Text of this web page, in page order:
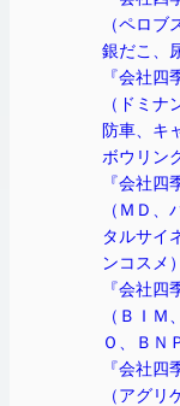
（ペロブ
銀だこ、
『会社四
（ドミ
防車、キ
ボウリン
『会社四
（ＭＤ
タルサイ
ンコスメ）
『会社四
（ＢＩ
Ｏ、ＢＮ
『会社四
（アグ